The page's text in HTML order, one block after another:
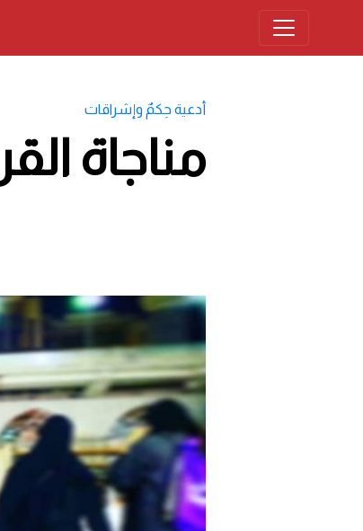
أدعية حِكمٌ وإشراقات
مناجاة